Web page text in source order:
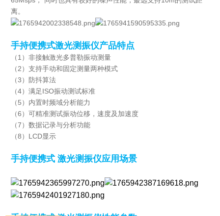
离。
手持便携式激光测振仪产品特点
（1）非接触激光多普勒振动测量
（2）支持手动和固定测量两种模式
（3）防抖算法
（4）满足ISO振动测试标准
（5）内置时频域分析能力
（6）可精准测试振动位移，速度及加速度
（7）数据记录与分析功能
（8）LCD显示
手持便携式 激光测振仪应用场景